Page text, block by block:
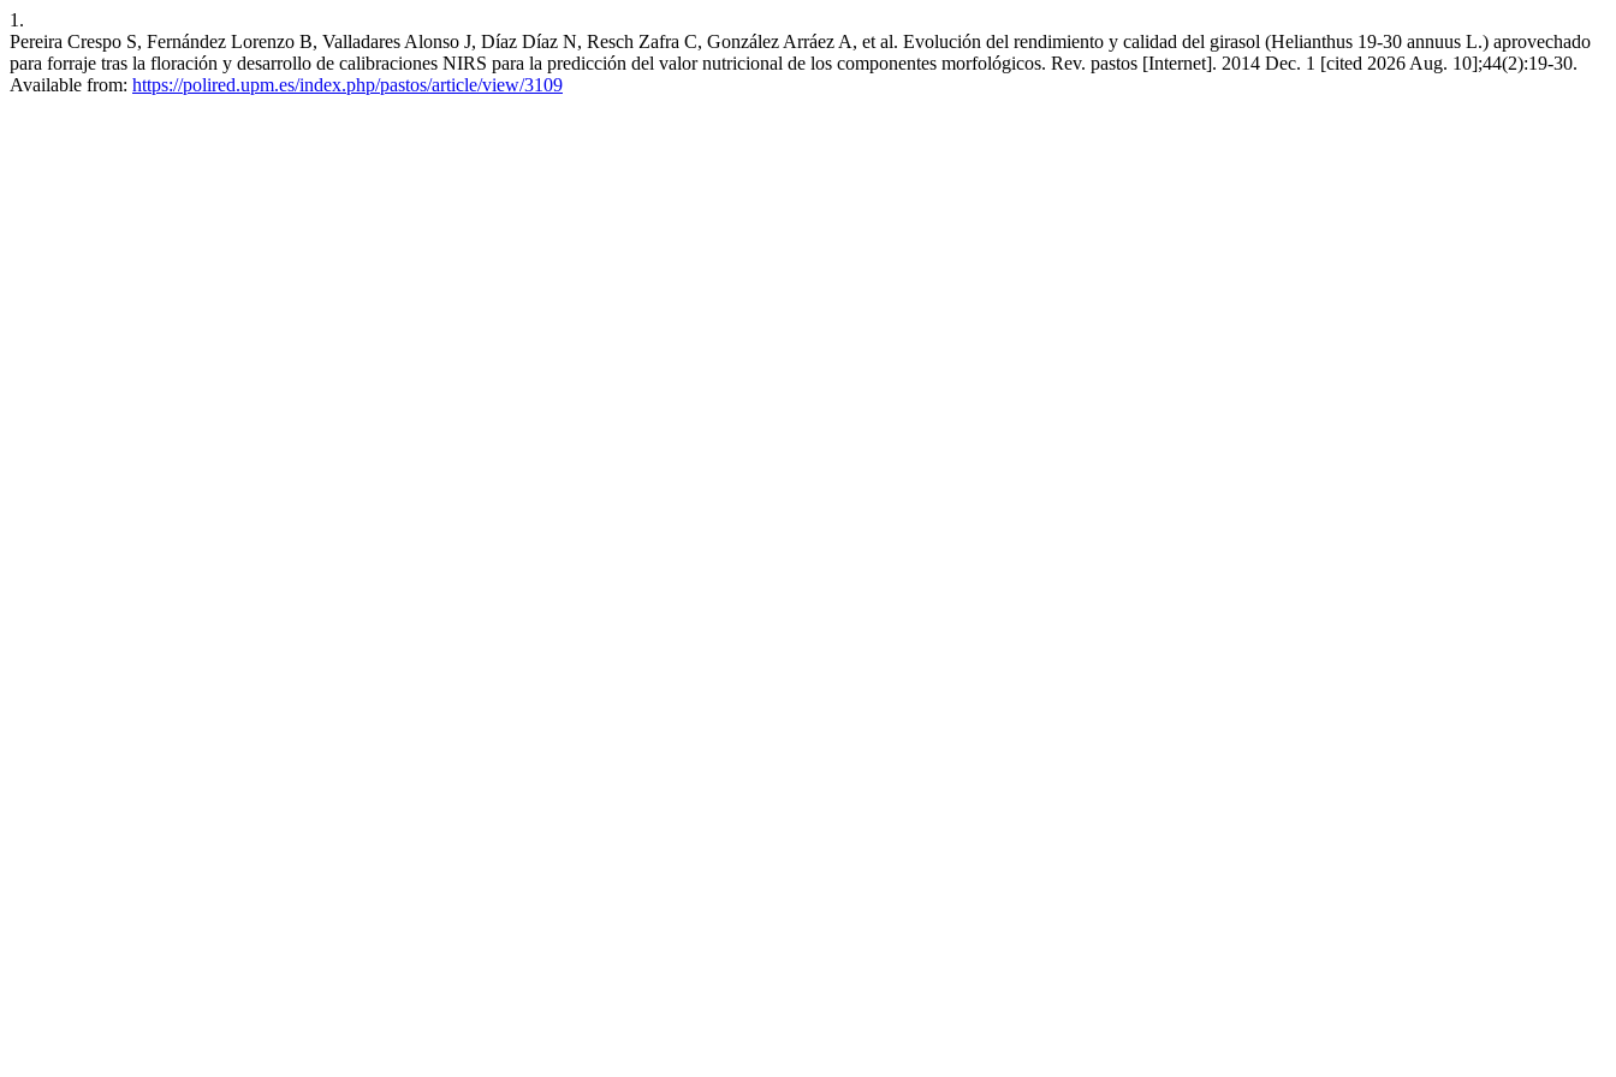
1.
Pereira Crespo S, Fernández Lorenzo B, Valladares Alonso J, Díaz Díaz N, Resch Zafra C, González Arráez A, et al. Evolución del rendimiento y calidad del girasol (Helianthus 19-30 annuus L.) aprovechado
para forraje tras la floración y desarrollo de calibraciones NIRS para la predicción del valor nutricional de los componentes morfológicos. Rev. pastos [Internet]. 2014 Dec. 1 [cited 2026 Aug. 10];44(2):19-30.
Available from: https://polired.upm.es/index.php/pastos/article/view/3109